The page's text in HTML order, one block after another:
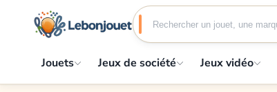
Jouets Jeux de société Jeux vidéo